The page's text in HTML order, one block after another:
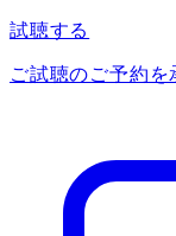
試聴する
ご試聴のご予約を